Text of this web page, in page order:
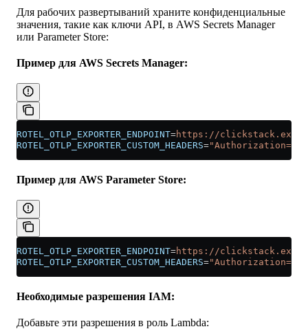
Для рабочих развертываний храните конфиденциальные
значения, такие как ключи API, в AWS Secrets Manager
или Parameter Store:
Пример для AWS Secrets Manager:
ROTEL_OTLP_EXPORTER_ENDPOINT=https://
ROTEL_OTLP_EXPORTER_CUSTOM_HEADERS="Authorization=${
Пример для AWS Parameter Store:
ROTEL_OTLP_EXPORTER_ENDPOINT=https://
ROTEL_OTLP_EXPORTER_CUSTOM_HEADERS="Authorization=${
Необходимые разрешения IAM:
Добавьте эти разрешения в роль Lambda: